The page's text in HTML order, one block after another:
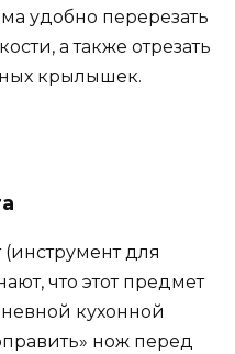
удобно перерезать
а также отрезать
крылышек.
(инструмент для
что этот предмет
кухонной
нож перед